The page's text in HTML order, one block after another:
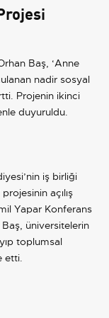
Baş, ‘Anne
nadir sosyal
Projenin ikinci
duyuruldu.
iş birliği
açılış
Yapar Konferans
üniversitelerin
toplumsal
etti.